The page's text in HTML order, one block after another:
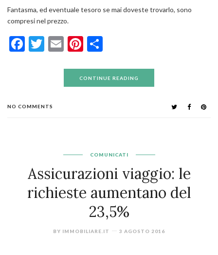
Fantasma, ed eventuale tesoro se mai doveste trovarlo, sono
compresi nel prezzo.
Facebook
Twitter
EmailPinterest
CONTINUE READING
NO COMMENTS
COMUNICATI
Assicurazioni viaggio: le
richieste aumentano del
23,5%
BY IMMOBILIARE.IT 3 AGOSTO 2016